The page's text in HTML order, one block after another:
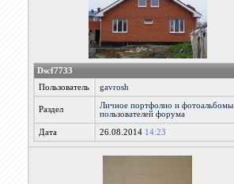
Dscf7733
Пользователь
gavrosh
Раздел
Личное портфолио и фотоальбомы
пользователей форума
Дата 26.08.2014 14:23